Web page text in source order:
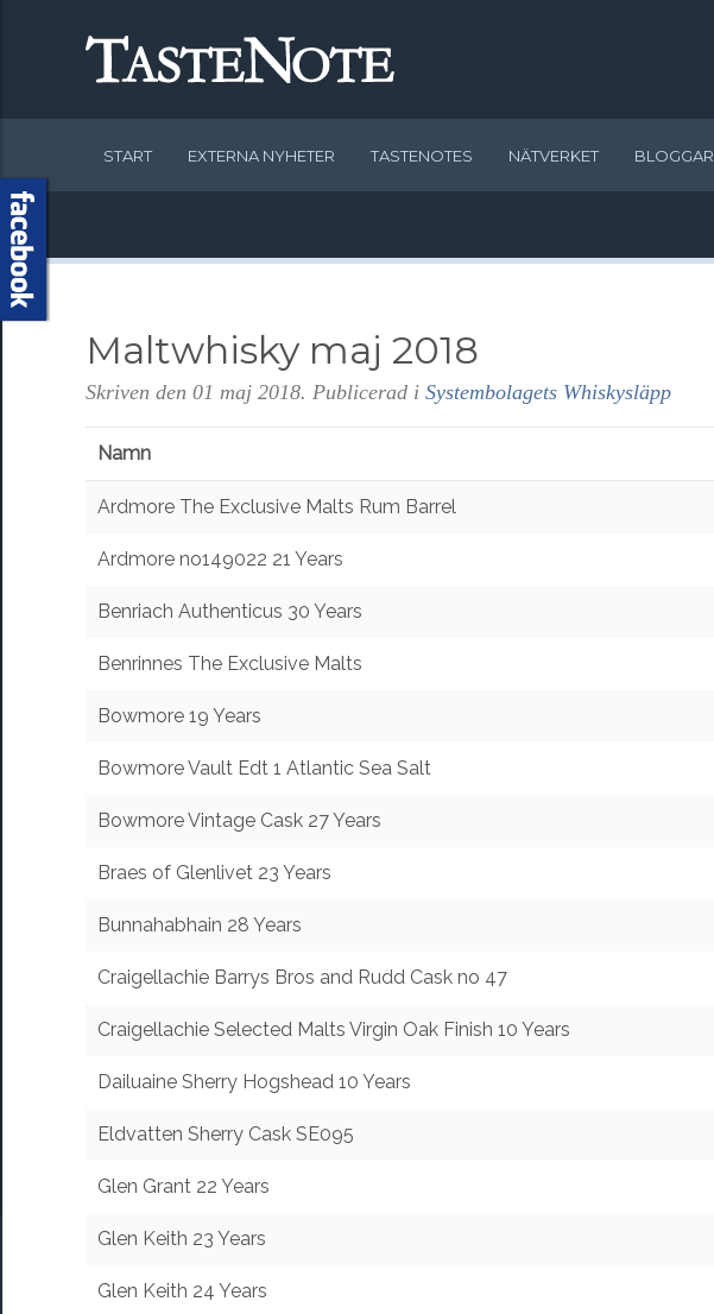
START EXTERNA NYHETER TASTENOTES NÄTVERKET BLOGGAR
Maltwhisky maj 2018
Skriven den 01 maj 2018. Publicerad i Systembolagets Whiskysläpp
Namn
Ardmore The Exclusive Malts Rum Barrel
Ardmore no149022 21 Years
Benriach Authenticus 30 Years
Benrinnes The Exclusive Malts
Bowmore 19 Years
Bowmore Vault Edt 1 Atlantic Sea Salt
Bowmore Vintage Cask 27 Years
Braes of Glenlivet 23 Years
Bunnahabhain 28 Years
Craigellachie Barrys Bros and Rudd Cask no 47
Craigellachie Selected Malts Virgin Oak Finish 10 Years
Dailuaine Sherry Hogshead 10 Years
Eldvatten Sherry Cask SE095
Glen Grant 22 Years
Glen Keith 23 Years
Glen Keith 24 Years